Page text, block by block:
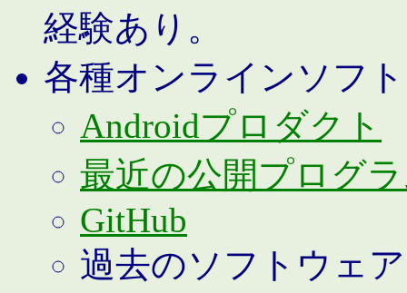
経験あり。
各種オンラインソフ
Androidプロダクト
最近の公開プログ
GitHub
過去のソフトウェア